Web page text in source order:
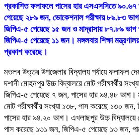
প্রকাশিত ফলাফলে পাসের হার এসএসসিতে ৯০.৬৭
পেয়েছে ২৮৯ জন, ভোকেশনাল পরীক্ষায় ৮৯.৮৩
জিপিএ-৫ পেয়েছে ১৫ জন ও মাদ্রাসায় ৮৭.৮৯ ভাগ
জিপিএ-৫ পেয়েছে ১১ জন। মঙ্গলবার শিক্ষা
প্রকাশ করেছে।
মতলব উত্তর উপজেলার বিদ্যালয় পর্যায়ে ফলাফল
দশানী মোহনপুর উচ্চ বিদ্যালয়ে মোট পরীক্ষার্থীর
জিপিএ-৫ পেয়েছে ৭ জন, পাসের হার ৯৪.৪৮ ভাগ।
মোট পরীক্ষার্থীর সংখ্যা ১৩৮, পাস করেছে ১৩০
পাসের হার ৯৪.২০ ভাগ। এখলাছপুর উচ্চ বিদ্যালয়ে
পাস করেছে ১৩১ জন, জিপিএ-৫ পেয়েছে ১৩ জন,